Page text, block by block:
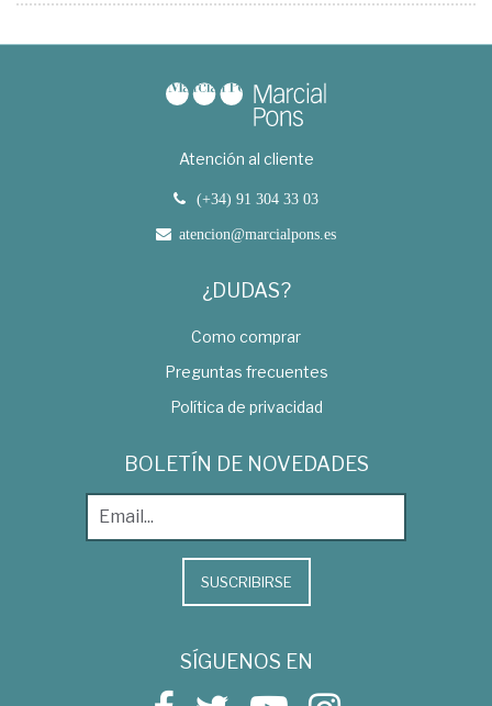
Atención al cliente
(+34) 91 304 33 03
atencion@marcialpons.es
¿DUDAS?
Como comprar
Preguntas frecuentes
Política de privacidad
BOLETÍN DE NOVEDADES
SUSCRIBIRSE
SÍGUENOS EN